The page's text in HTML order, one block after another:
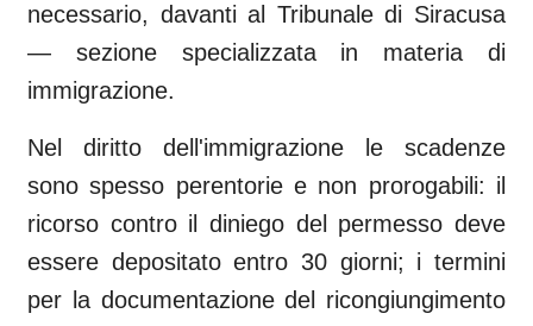
necessario, davanti al Tribunale di Siracusa
— sezione specializzata in materia di
immigrazione.
Nel diritto dell'immigrazione le scadenze
sono spesso perentorie e non prorogabili: il
ricorso contro il diniego del permesso deve
essere depositato entro 30 giorni; i termini
per la documentazione del ricongiungimento